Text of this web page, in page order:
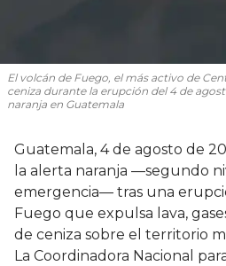
El volcán de Fuego, el más activo de
ceniza durante la erupción del 4 de
naranja en Guatemala
Guatemala, 4 de agosto de
la alerta naranja —segundo
emergencia— tras una
Fuego que expulsa lava,
de ceniza sobre el territorio
La Coordinadora Nacional